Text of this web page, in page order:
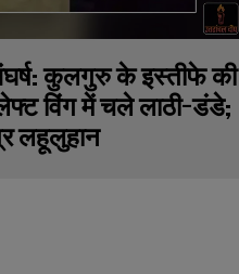
कुलगुरु के इस्तीफे की
विंग में चले लाठी-डंडे;
लहूलुहान